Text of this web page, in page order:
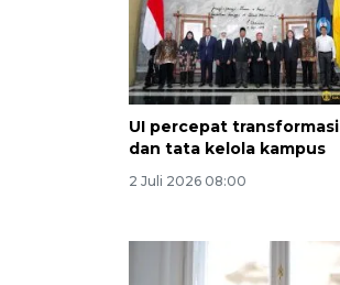
UI percepat transformasi
dan tata kelola kampus
2 Juli 2026 08:00